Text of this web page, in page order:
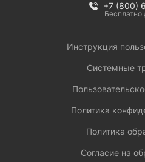
+7 (800)
Бесплатно
Инструкция
Системные
Политика
Политика
Согласие на